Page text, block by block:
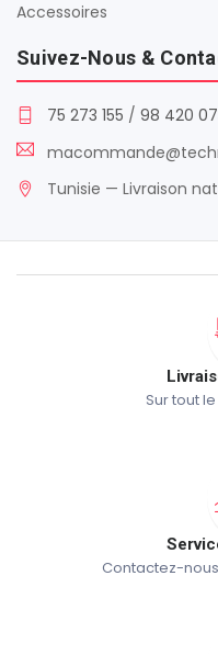
Accessoires
Suivez-Nous &
75 273 155 / 98 420
Tunisie — Livraison
Sur tout
Contactez-nous